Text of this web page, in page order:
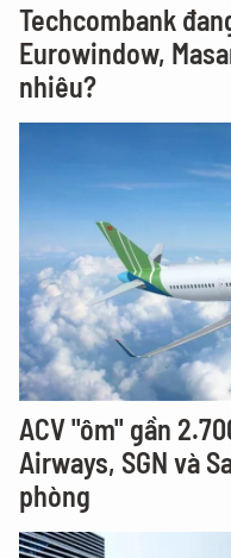
Techcombank
Eurowindow,
nhiêu?
ACV "ôm" gần
Airways, SGN và
phòng